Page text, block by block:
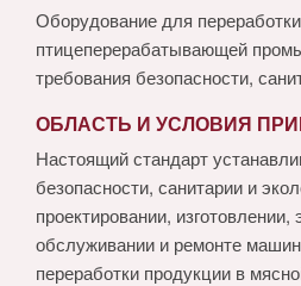
Оборудование для
птицеперерабатывающей
требования безопасности,
ОБЛАСТЬ И УСЛОВИЯ
Настоящий стандарт
безопасности, санитарии и
проектировании, изготовлении,
обслуживании и ремонте
переработки продукции в